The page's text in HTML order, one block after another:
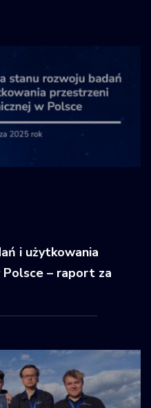
i użytkowania
– raport za